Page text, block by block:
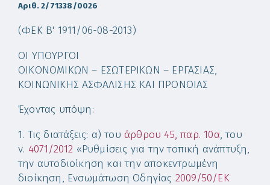
Αριθ. 2/71338/0026
(ΦΕΚ Β' 1911/06-08-2013)
ΟΙ ΥΠΟΥΡΓΟΙ
ΟΙΚΟΝΟΜΙΚΩΝ – ΕΣΩΤΕΡΙΚΩΝ – ΕΡΓΑΣΙΑΣ,
ΚΟΙΝΩΝΙΚΗΣ ΑΣΦΑΛΙΣΗΣ ΚΑΙ ΠΡΟΝΟΙΑΣ
Έχοντας υπόψη:
1. Τις διατάξεις: α) του άρθρου 45, παρ. 10α, του
ν. 4071/2012 «Ρυθμίσεις για την τοπική ανάπτυξη,
την αυτοδιοίκηση και την αποκεντρωμένη
διοίκηση, Ενσωμάτωση Οδηγίας 2009/50/ΕΚ